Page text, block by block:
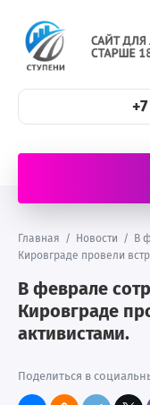
Главная / Новости /
В
Кировграде провели
В феврале
Кировграде
активистами.
Поделиться в